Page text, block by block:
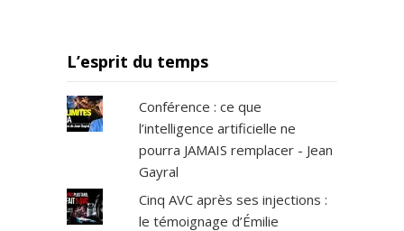
L’esprit du temps
Conférence : ce que
l’intelligence artificielle ne
pourra JAMAIS remplacer - Jean
Gayral
Cinq AVC après ses injections :
le témoignage d’Émilie